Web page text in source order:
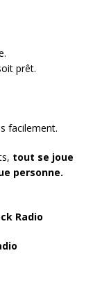
prêt.
facilement.
tout se joue
personne.
Radio